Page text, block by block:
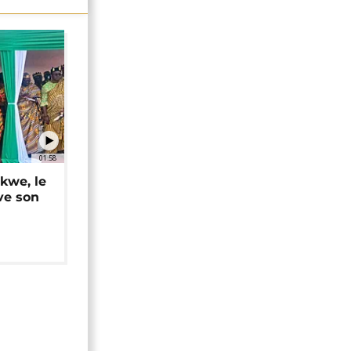
01:58
le
son